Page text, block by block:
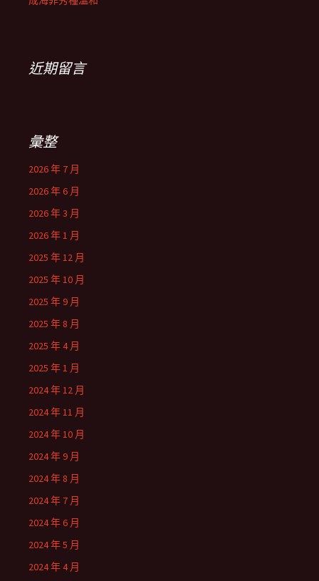
近期留言
彙整
2026 年 7 月
2026 年 6 月
2026 年 3 月
2026 年 1 月
2025 年 12 月
2025 年 10 月
2025 年 9 月
2025 年 8 月
2025 年 4 月
2025 年 1 月
2024 年 12 月
2024 年 11 月
2024 年 10 月
2024 年 9 月
2024 年 8 月
2024 年 7 月
2024 年 6 月
2024 年 5 月
2024 年 4 月